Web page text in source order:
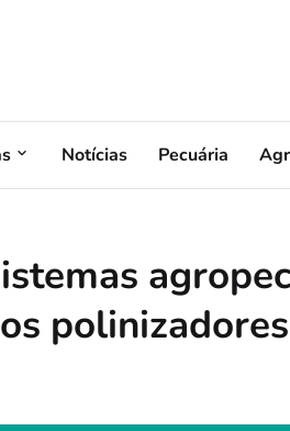
Notícias Pecuária
polinizadores